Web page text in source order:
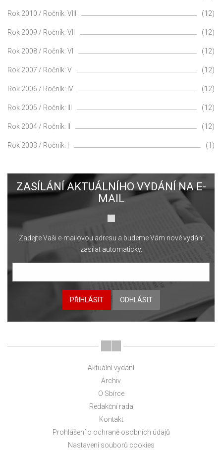
Rok 2010 / Ročník: VIII (12)
Rok 2009 / Ročník: VII (12)
Rok 2008 / Ročník: VI (12)
Rok 2007 / Ročník: V (12)
Rok 2006 / Ročník: IV (12)
Rok 2005 / Ročník: III (12)
Rok 2004 / Ročník: II (12)
Rok 2003 / Ročník: I (1)
ZASÍLÁNÍ AKTUÁLNÍHO VYDÁNÍ NA E-
MAIL
Zadejte Vaši e-mailovou adresu a budeme Vám nové vydání
zasílat automaticky.
PŘIHLÁSIT ODHLÁSIT
Aktuální vydání
Archiv
O Sbírce
Redakční rada
Kontakt
Prohlášení o ochraně osobních údajů
Nastavení souborů cookies